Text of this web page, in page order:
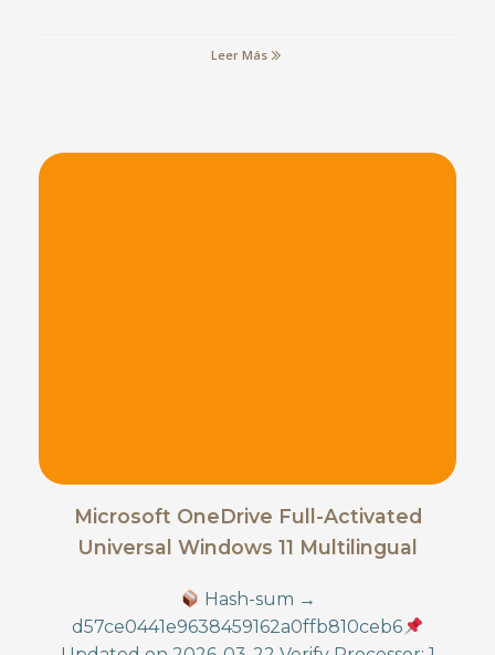
Leer Más
Microsoft OneDrive Full-Activated
Universal Windows 11 Multilingual
Hash-sum →
d57ce0441e9638459162a0ffb810ceb6